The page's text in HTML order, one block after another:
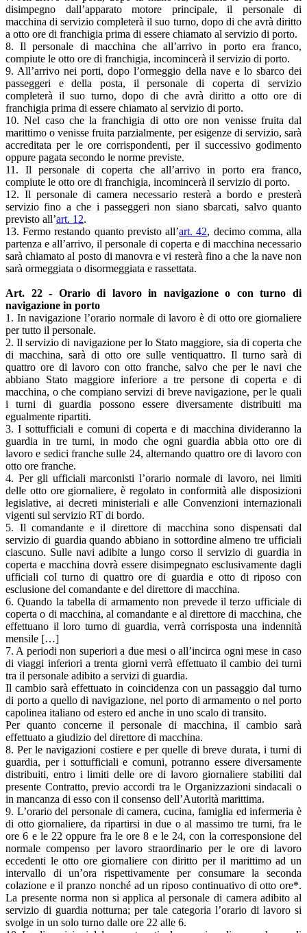
disimpegno dall’apparato motore principale, il personale di
macchina di servizio completerà il suo turno, dopo di che avrà diritto
a otto ore di franchigia prima di essere chiamato al servizio di porto.
8. Il personale di macchina che all’arrivo in porto era franco,
compiute le otto ore di franchigia, incomincerà il servizio di porto.
9. All’arrivo nei porti, dopo l’ormeggio della nave e lo sbarco dei
passeggeri e della posta, il personale di coperta di servizio
completerà il suo turno, dopo di che avrà diritto a otto ore di
franchigia prima di essere chiamato al servizio di porto.
10. Nel caso che la franchigia di otto ore non venisse fruita dal
marittimo o venisse fruita parzialmente, per esigenze di servizio, sarà
accreditata per le ore corrispondenti, per il successivo godimento
oppure pagata secondo le norme previste.
11. Il personale di coperta che all’arrivo in porto era franco,
compiute le otto ore di franchigia, incomincerà il servizio di porto.
12. Il personale di camera necessario resterà a bordo e presterà
servizio fino a che i passeggeri non siano sbarcati, salvo quanto
previsto all’art. 12.
13. Fermo restando quanto previsto all’art. 42, decimo comma, alla
partenza e all’arrivo, il personale di coperta e di macchina necessario
sarà chiamato al posto di manovra e vi resterà fino a che la nave non
sarà ormeggiata o disormeggiata e rassettata.
Art. 22 - Orario di lavoro in navigazione o con turno di
navigazione in porto
1. In navigazione l’orario normale di lavoro è di otto ore giornaliere
per tutto il personale.
2. Il servizio di navigazione per lo Stato maggiore, sia di coperta che
di macchina, sarà di otto ore sulle ventiquattro. Il turno sarà di
quattro ore di lavoro con otto franche, salvo che per le navi che
abbiano Stato maggiore inferiore a tre persone di coperta e di
macchina, o che compiano servizi di breve navigazione, per le quali
i turni di guardia possono essere diversamente distribuiti ma
egualmente ripartiti.
3. I sottufficiali e comuni di coperta e di macchina divideranno la
guardia in tre turni, in modo che ogni guardia abbia otto ore di
lavoro e sedici franche sulle 24, alternando quattro ore di lavoro con
otto ore franche.
4. Per gli ufficiali marconisti l’orario normale di lavoro, nei limiti
delle otto ore giornaliere, è regolato in conformità alle disposizioni
legislative, ai decreti ministeriali e alle Convenzioni internazionali
vigenti sul servizio RT di bordo.
5. Il comandante e il direttore di macchina sono dispensati dal
servizio di guardia quando abbiano in sottordine almeno tre ufficiali
ciascuno. Sulle navi adibite a lungo corso il servizio di guardia in
coperta e macchina dovrà essere disimpegnato esclusivamente dagli
ufficiali col turno di quattro ore di guardia e otto di riposo con
esclusione del comandante e del direttore di macchina.
6. Quando la tabella di armamento non prevede il terzo ufficiale di
coperta o di macchina, al comandante e al direttore di macchina, che
effettuano il loro turno di guardia, verrà corrisposta una indennità
mensile […]
7. A periodi non superiori a due mesi o all’incirca ogni mese in caso
di viaggi inferiori a trenta giorni verrà effettuato il cambio dei turni
tra il personale adibito a servizi di guardia.
Il cambio sarà effettuato in coincidenza con un passaggio dal turno
di porto a quello di navigazione, nel porto di armamento o nel porto
capolinea italiano od estero ed anche in uno scalo di transito.
Per quanto concerne il personale di macchina, il cambio sarà
effettuato a giudizio del direttore di macchina.
8. Per le navigazioni costiere e per quelle di breve durata, i turni di
guardia, per i sottufficiali e comuni, potranno essere diversamente
distribuiti, entro i limiti delle ore di lavoro giornaliere stabiliti dal
presente Contratto, previo accordi tra le Organizzazioni sindacali o
in mancanza di esso con il consenso dell’Autorità marittima.
9. L’orario del personale di camera, cucina, famiglia ed infermeria è
di otto giornaliere, da ripartirsi in due o al massimo tre turni, fra le
ore 6 e le 22 oppure fra le ore 8 e le 24, con la corresponsione del
normale compenso per lavoro straordinario per le ore di lavoro
eccedenti le otto ore giornaliere con diritto per il marittimo ad un
intervallo di un’ora rispettivamente per consumare la seconda
colazione e il pranzo nonché ad un riposo continuativo di otto ore*.
La presente norma non si applica al personale di camera adibito al
servizio di guardia notturna; per tale categoria l’orario di lavoro si
svolge in un solo turno dalle ore 22 alle 6.